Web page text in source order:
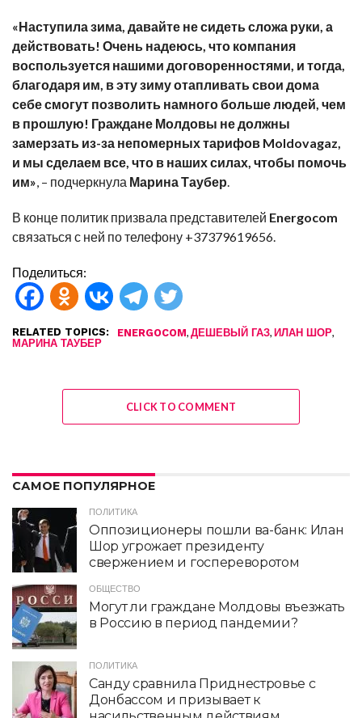
«Наступила зима, давайте не сидеть сложа руки, а
действовать! Очень надеюсь, что компания
воспользуется нашими договоренностями, и тогда,
благодаря им, в эту зиму отапливать свои дома
себе смогут позволить намного больше людей, чем
в прошлую! Граждане Молдовы не должны
замерзать из-за непомерных тарифов Moldovagaz,
и мы сделаем все, что в наших силах, чтобы помочь
им», – подчеркнула Марина Таубер.
В конце политик призвала представителей Energocom
связаться с ней по телефону +37379619656.
Поделиться:
RELATED TOPICS: ENERGOCOM, ДЕШЕВЫЙ ГАЗ, ИЛАН ШОР,
МАРИНА ТАУБЕР
CLICK TO COMMENT
САМОЕ ПОПУЛЯРНОЕ
ПОЛИТИКА
Оппозиционеры пошли ва-банк: Илан
Шор угрожает президенту
свержением и госпереворотом
ОБЩЕСТВО
Могут ли граждане Молдовы въезжать
в Россию в период пандемии?
ПОЛИТИКА
Санду сравнила Приднестровье с
Донбассом и призывает к